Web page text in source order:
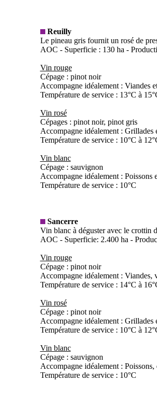
Reuilly
Le pineau gris fournit un rosé de
AOC - Superficie : 130 ha -
Vin rouge
Cépage : pinot noir
Accompagne idéalement : Viandes
Température de service : 13°C à
Vin rosé
Cépages : pinot noir, pinot gris
Accompagne idéalement : Grillades
Température de service : 10°C à
Vin blanc
Cépage : sauvignon
Accompagne idéalement : Poissons
Température de service : 10°C
Sancerre
Vin blanc à déguster avec le crottin
AOC - Superficie: 2.400 ha -
Vin rouge
Cépage : pinot noir
Accompagne idéalement : Viandes,
Température de service : 14°C à
Vin rosé
Cépage : pinot noir
Accompagne idéalement : Grillades
Température de service : 10°C à
Vin blanc
Cépage : sauvignon
Accompagne idéalement : Poissons,
Température de service : 10°C